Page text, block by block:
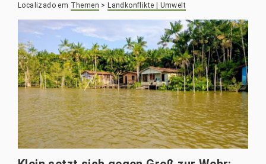
Localizado em Themen > Landkonflikte | Umwelt